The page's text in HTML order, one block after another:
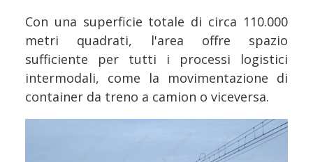
Con una superficie totale di circa 110.000
metri quadrati, l'area offre spazio
sufficiente per tutti i processi logistici
intermodali, come la movimentazione di
container da treno a camion o viceversa.